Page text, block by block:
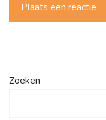
Plaats een reactie
Zoeken